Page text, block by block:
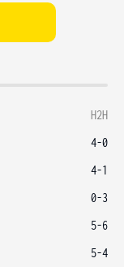
H2H
4-0
4-1
0-3
5-6
5-4